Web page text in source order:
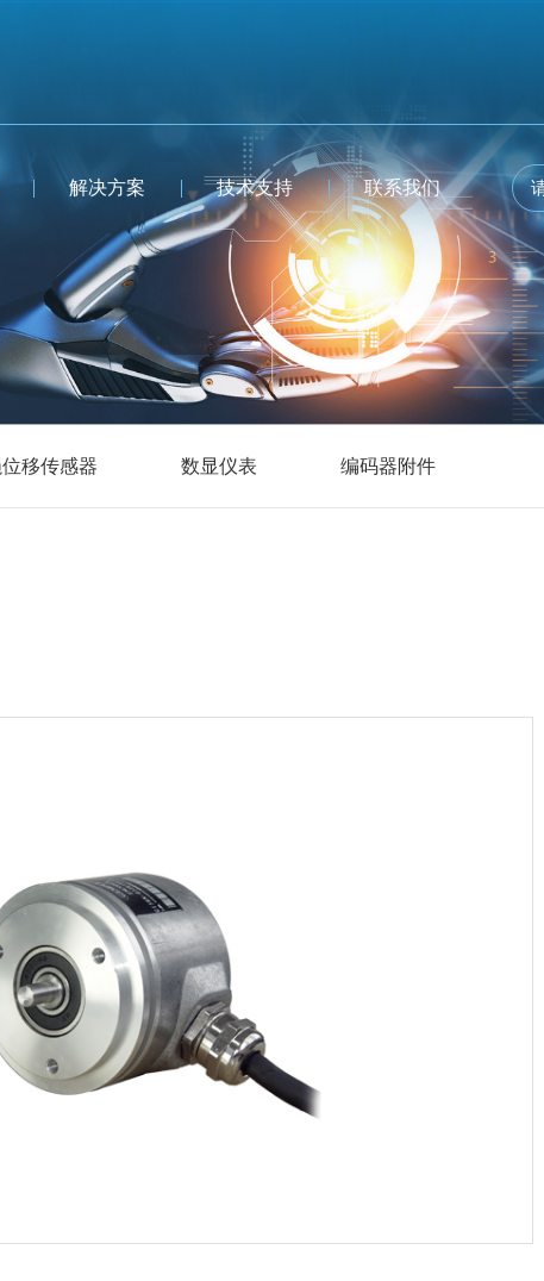
解决方案 技术支持 联系我们
移传感器 数显仪表 编码器附件